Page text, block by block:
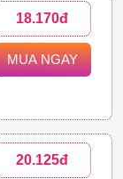
18.170đ
MUA NGAY
20.125đ